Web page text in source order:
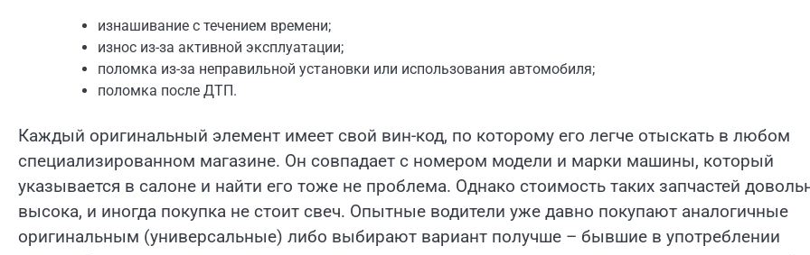
изнашивание с течением времени;
износ из-за активной эксплуатации;
поломка из-за неправильной установки или использования автомобиля;
поломка после ДТП.
Каждый оригинальный элемент имеет свой вин-код, по которому его легче отыскать в любом
специализированном магазине. Он совпадает с номером модели и марки машины, который
указывается в салоне и найти его тоже не проблема. Однако стоимость таких запчастей
высока, и иногда покупка не стоит свеч. Опытные водители уже давно покупают аналогичные
оригинальным (универсальные) либо выбирают вариант получше – бывшие в употреблении